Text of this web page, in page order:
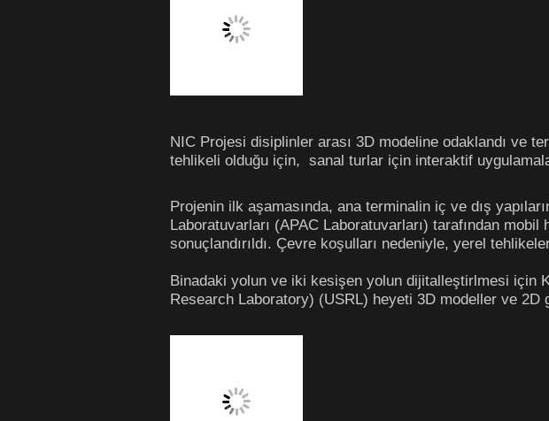
NIC Projesi disiplinler arası 3D modeline odaklandı ve
tehlikeli olduğu için, sanal turlar için interaktif
Projenin ilk aşamasında, ana terminalin iç ve dış
Laboratuvarları (APAC Laboratuvarları) tarafından
sonuçlandırıldı. Çevre koşulları nedeniyle, yerel
Binadaki yolun ve iki kesişen yolun dijitalleştirlmesi için
Research Laboratory) (USRL) heyeti 3D modeller ve